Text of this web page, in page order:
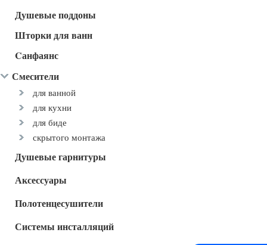
Душевые поддоны
Шторки для ванн
Cанфаянс
Смесители
для ванной
для кухни
для биде
скрытого монтажа
Душевые гарнитуры
Аксессуары
Полотенцесушители
Системы инсталляций